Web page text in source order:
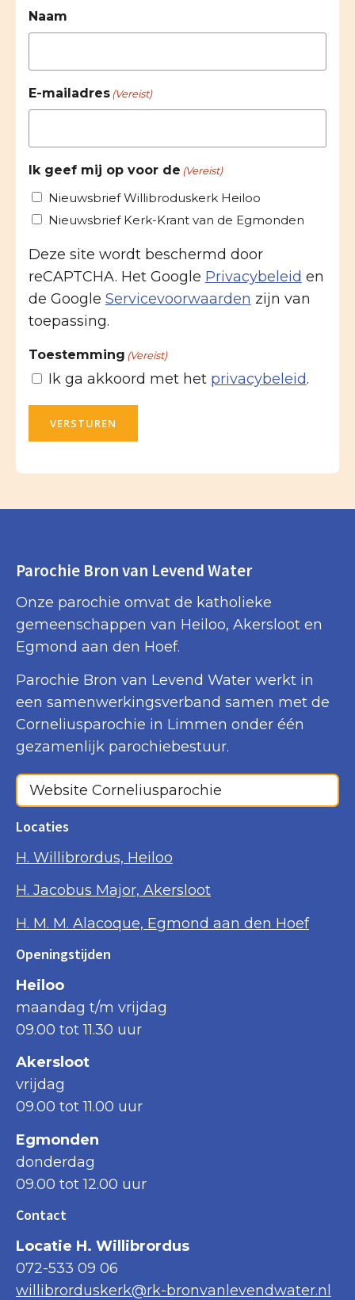
Naam
E-mailadres (Vereist)
Ik geef mij op voor de (Vereist)
Nieuwsbrief Willibroduskerk Heiloo
Nieuwsbrief Kerk-Krant van de Egmonden
Deze site wordt beschermd door
reCAPTCHA. Het Google Privacybeleid en
de Google Servicevoorwaarden zijn van
toepassing.
Toestemming (Vereist)
Ik ga akkoord met het privacybeleid.
VERSTUREN
Parochie Bron van Levend Water
Onze parochie omvat de katholieke
gemeenschappen van Heiloo, Akersloot en
Egmond aan den Hoef.
Parochie Bron van Levend Water werkt in
een samenwerkingsverband samen met de
Corneliusparochie in Limmen onder één
gezamenlijk parochiebestuur.
Website Corneliusparochie
Locaties
H. Willibrordus, Heiloo
H. Jacobus Major, Akersloot
H. M. M. Alacoque, Egmond aan den Hoef
Openingstijden
Heiloo
maandag t/m vrijdag
09.00 tot 11.30 uur
Akersloot
vrijdag
09.00 tot 11.00 uur
Egmonden
donderdag
09.00 tot 12.00 uur
Contact
Locatie H. Willibrordus
072-533 09 06
willibrorduskerk@rk-bronvanlevendwater.nl